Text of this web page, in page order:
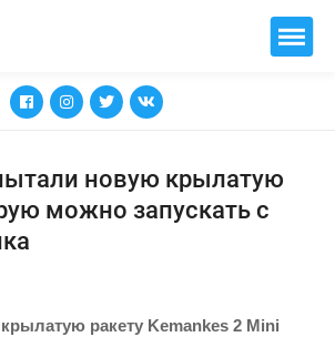
новую крылатую
можно запускать с
ракету Kemankes 2 Mini